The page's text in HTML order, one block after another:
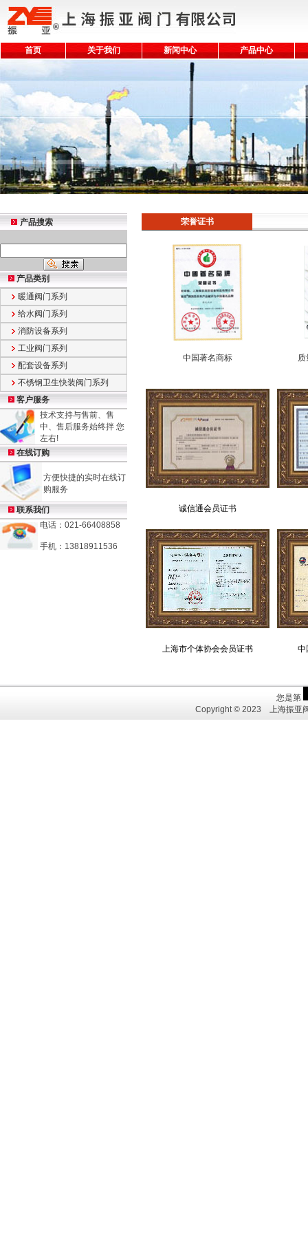
首页 关于我们 新闻中心 产品中心
产品搜索
产品类别
暖通阀门系列
给水阀门系列
消防设备系列
工业阀门系列
配套设备系列
不锈钢卫生快装阀门系列
客户服务
技术支持与售前、售
中、售后服务始终拌 您
左右!
在线订购
方便快捷的实时在线订
购服务
联系我们
电话：021-66408858
手机：13818911536
荣誉证书
中国著名商标 质
诚信通会员证书
上海市个体协会会员证书 中
Copyright © 2023 上海振亚